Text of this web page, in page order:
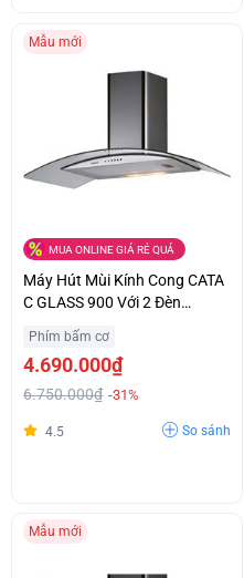
Mẫu mới
MUA ONLINE GIÁ RẺ QUÁ
Máy Hút Mùi Kính Cong CATA
C GLASS 900 Với 2 Đèn
Lớn
Phím bấm cơ
4.690.000₫
6.750.000₫ -31%
4.5 So sánh
Mẫu mới